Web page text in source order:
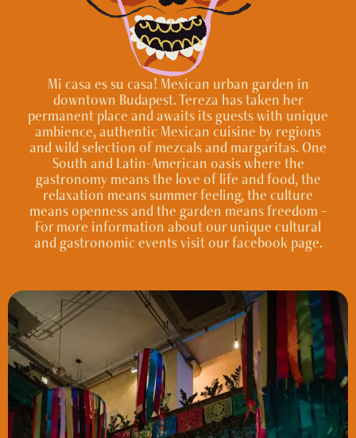
Mi casa es su casa! Mexican urban garden in
downtown Budapest. Tereza has taken her
permanent place and awaits its guests with unique
ambience, authentic Mexican cuisine by regions
and wild selection of mezcals and margaritas. One
South and Latin-American oasis where the
gastronomy means the love of life and food, the
relaxation means summer feeling, the culture
means openness and the garden means freedom –
For more information about our unique cultural
and gastronomic events visit our facebook page.